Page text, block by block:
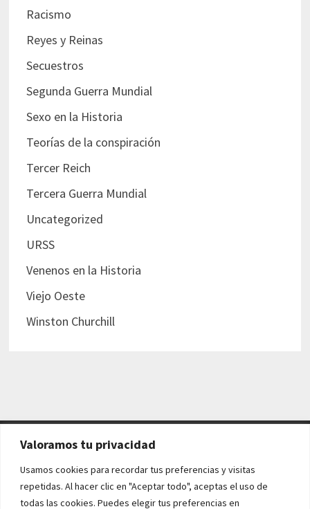
Valoramos tu privacidad
Usamos cookies para recordar tus preferencias y visitas
repetidas. Al hacer clic en "Aceptar todo", aceptas el uso de
todas las cookies. Puedes elegir tus preferencias en
Racismo
Reyes y Reinas
Secuestros
Segunda Guerra Mundial
Sexo en la Historia
Teorías de la conspiración
Tercer Reich
Tercera Guerra Mundial
Uncategorized
URSS
Venenos en la Historia
Viejo Oeste
Winston Churchill
AVISO LEGAL Y POLÍTICAS
Aviso legal